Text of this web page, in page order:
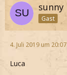
sunny
Gast
4. Juli 2019 um 20:07
Luca